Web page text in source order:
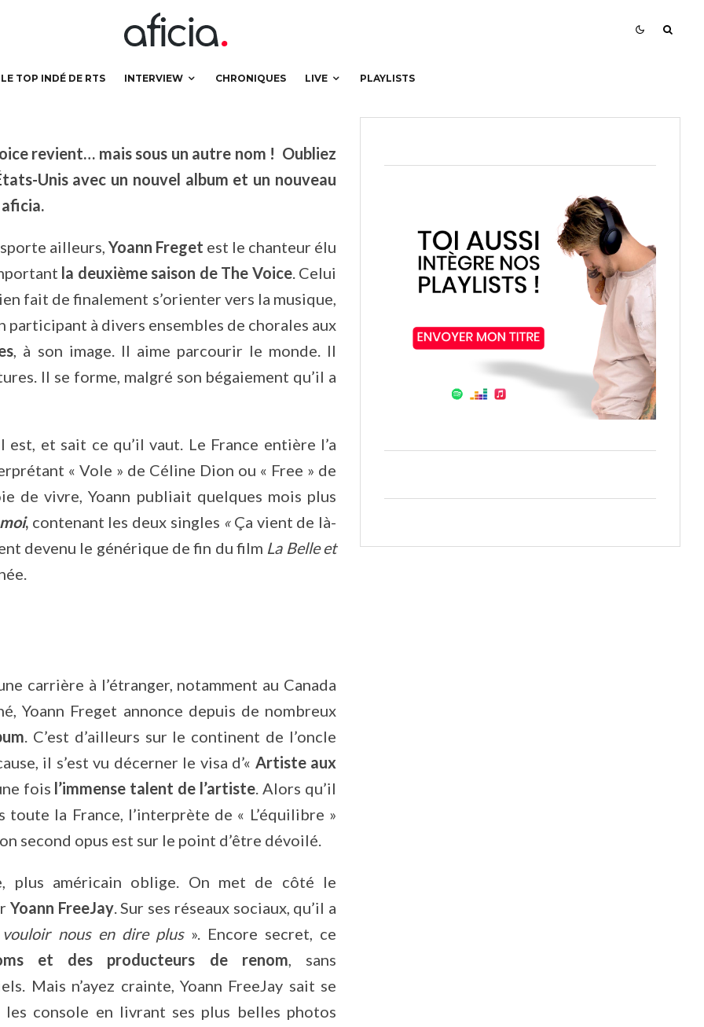
LE TOP INDÉ DE RTS INTERVIEW CHRONIQUES LIVE PLAYLISTS
!
revient… mais sous un autre nom ! Oubliez
Unis avec un nouvel album et un nouveau
aficia.
ailleurs, Yoann Freget est le chanteur élu
la deuxième saison de The Voice. Celui
fait de finalement s’orienter vers la musique,
participant à divers ensembles de chorales aux
, à son image. Il aime parcourir le monde. Il
Il se forme, malgré son bégaiement qu’il a
et sait ce qu’il vaut. Le France entière l’a
« Vole » de Céline Dion ou « Free » de
de vivre, Yoann publiait quelques mois plus
,contenant les deux singles « Ça vient de là-
devenu le générique de fin du film La Belle et
carrière à l’étranger, notamment au Canada
Yoann Freget annonce depuis de nombreux
. C’est d’ailleurs sur le continent de l’oncle
il s’est vu décerner le visa d’« Artiste aux
fois l’immense talent de l’artiste. Alors qu’il
la France, l’interprète de « L’équilibre »
second opus est sur le point d’être dévoilé.
plus américain oblige. On met de côté le
Yoann FreeJay. Sur ses réseaux sociaux, qu’il a
vouloir nous en dire plus». Encore secret, ce
et des producteurs de renom, sans
Mais n’ayez crainte, Yoann FreeJay sait se
console en livrant ses plus belles photos